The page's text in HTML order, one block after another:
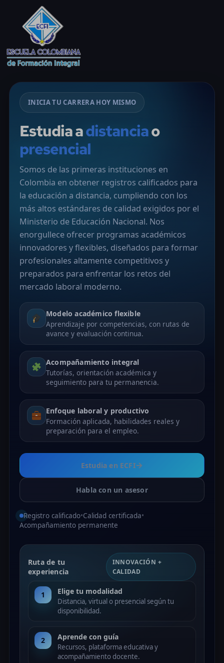
INICIA TU CARRERA HOY MISMO
Estudia adistanciao
presencial
Somos de las primeras instituciones en
Colombia en obtener registros calificados para
la educación a distancia, cumpliendo con los
más altos estándares de calidad exigidos por el
Ministerio de Educación Nacional. Nos
enorgullece ofrecer programas académicos
innovadores y flexibles, diseñados para formar
profesionales altamente competitivos y
preparados para enfrentar los retos del
mercado laboral moderno.
Modelo académico flexible
Aprendizaje por competencias, con rutas de
avance y evaluación continua.
Acompañamiento integral
Tutorías, orientación académica y
seguimiento para tu permanencia.
Enfoque laboral y productivo
Formación aplicada, habilidades reales y
preparación para el empleo.
Estudia en ECFI→
Habla con un asesor
Registro calificado•Calidad certificada•
Acompañamiento permanente
Ruta de tu
experiencia
INNOVACIÓN +
CALIDAD
1 Elige tu modalidad
Distancia, virtual o presencial según tu
disponibilidad.
2 Aprende con guía
Recursos, plataforma educativa y
acompañamiento docente.